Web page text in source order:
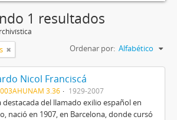
1 resultados
Ordenar por: Alfabético
Nicol Franciscá
3.36 1929-2007
destacada del llamado exilio español en
nació en 1907, en Barcelona, donde cursó